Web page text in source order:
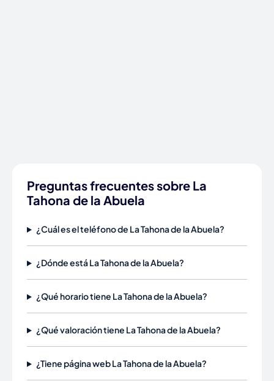
Preguntas frecuentes sobre La
Tahona de la Abuela
¿Cuál es el teléfono de La Tahona de la Abuela?
¿Dónde está La Tahona de la Abuela?
¿Qué horario tiene La Tahona de la Abuela?
¿Qué valoración tiene La Tahona de la Abuela?
¿Tiene página web La Tahona de la Abuela?